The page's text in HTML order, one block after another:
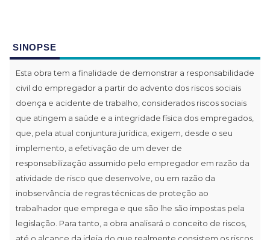
SINOPSE
Esta obra tem a finalidade de demonstrar a responsabilidade
civil do empregador a partir do advento dos riscos sociais
doença e acidente de trabalho, considerados riscos sociais
que atingem a saúde e a integridade física dos empregados,
que, pela atual conjuntura jurídica, exigem, desde o seu
implemento, a efetivação de um dever de
responsabilização assumido pelo empregador em razão da
atividade de risco que desenvolve, ou em razão da
inobservância de regras técnicas de proteção ao
trabalhador que emprega e que são lhe são impostas pela
legislação. Para tanto, a obra analisará o conceito de riscos,
até o alcance da ideia do que realmente consistem os riscos